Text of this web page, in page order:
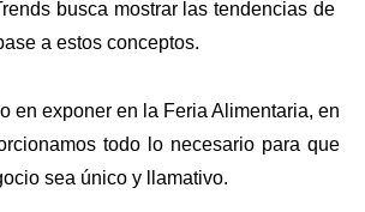
busca mostrar las tendencias de
a estos conceptos.
todo lo necesario para que
sea único y llamativo.